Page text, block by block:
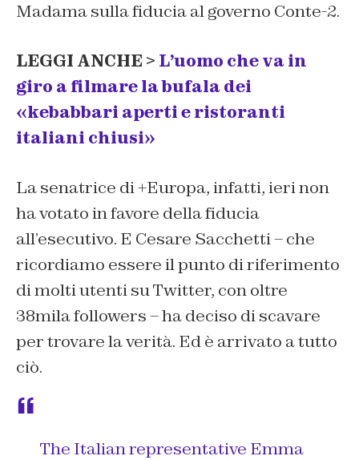
Madama sulla fiducia al governo Conte-2.
LEGGI ANCHE > L’uomo che va in
giro a filmare la bufala dei
«kebabbari aperti e ristoranti
italiani chiusi»
La senatrice di +Europa, infatti, ieri non
ha votato in favore della fiducia
all’esecutivo. E Cesare Sacchetti – che
ricordiamo essere il punto di riferimento
di molti utenti su Twitter, con oltre
38mila followers – ha deciso di scavare
per trovare la verità. Ed è arrivato a tutto
ciò.
The Italian representative Emma